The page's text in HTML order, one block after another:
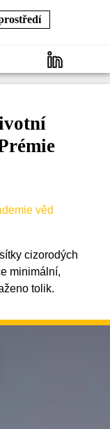
věd
cizorodých
minimální,
tolik.